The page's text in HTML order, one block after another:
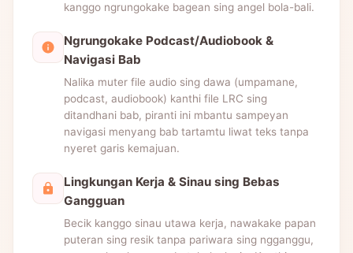
kanggo ngrungokake bagean sing angel bola-bali.
Ngrungokake Podcast/Audiobook &
Navigasi Bab
Nalika muter file audio sing dawa (umpamane,
podcast, audiobook) kanthi file LRC sing
ditandhani bab, piranti ini mbantu sampeyan
navigasi menyang bab tartamtu liwat teks tanpa
nyeret garis kemajuan.
Lingkungan Kerja & Sinau sing Bebas
Gangguan
Becik kanggo sinau utawa kerja, nawakake papan
puteran sing resik tanpa pariwara sing ngganggu,